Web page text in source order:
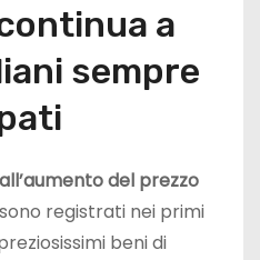
a
sempre
all’aumento del prezzo
registrati nei primi
beni di